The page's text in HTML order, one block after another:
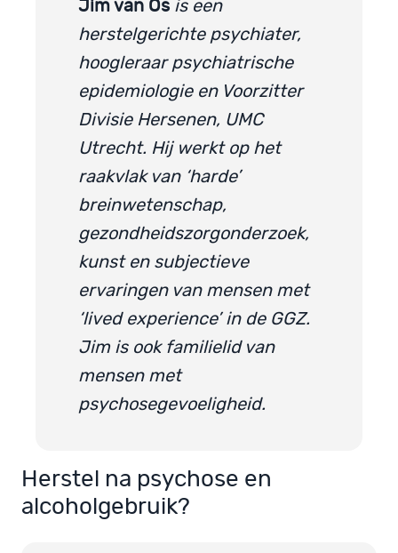
Jim van Os is een
herstelgerichte psychiater,
hoogleraar psychiatrische
epidemiologie en Voorzitter
Divisie Hersenen, UMC
Utrecht. Hij werkt op het
raakvlak van ‘harde’
breinwetenschap,
gezondheidszorgonderzoek,
kunst en subjectieve
ervaringen van mensen met
‘lived experience’ in de GGZ.
Jim is ook familielid van
mensen met
psychosegevoeligheid.
Herstel na psychose en
alcoholgebruik?